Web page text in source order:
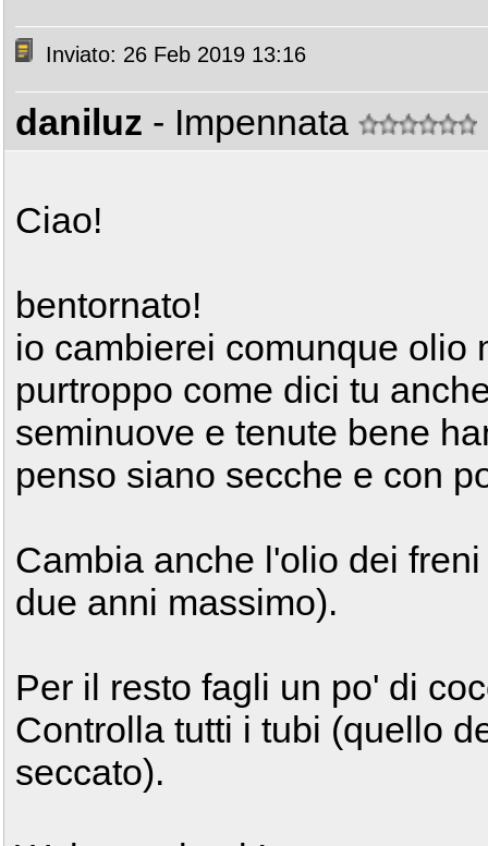
Inviato: 26 Feb 2019 13:16
daniluz - Impennata
Ciao!
bentornato!
io cambierei comunque olio
purtroppo come dici tu
seminuove e tenute bene
penso siano secche e con
Cambia anche l'olio dei
due anni massimo).
Per il resto fagli un po' di
Controlla tutti i tubi (quello
seccato).